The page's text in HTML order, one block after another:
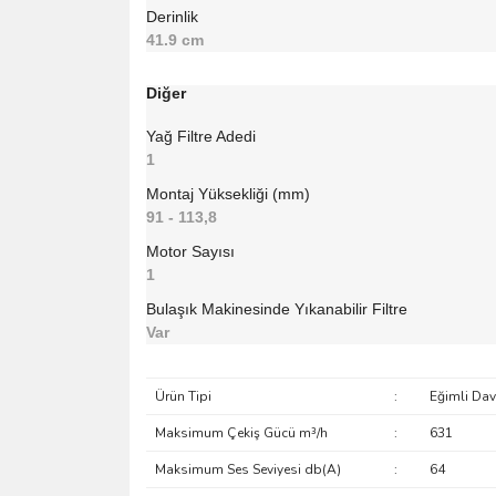
Derinlik
41.9 cm
Diğer
Yağ Filtre Adedi
1
Montaj Yüksekliği (mm)
91 - 113,8
Motor Sayısı
1
Bulaşık Makinesinde Yıkanabilir Filtre
Var
Ürün Tipi : Eğimli
Maksimum Çekiş Gücü m³/h : 631
Maksimum Ses Seviyesi db(A) : 64